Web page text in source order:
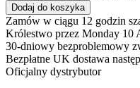
Zamów w ciągu 12 godzin
Królestwo przez Monday 10
30-dniowy bezproblemowy
Bezpłatne UK dostawa
Oficjalny dystrybutor